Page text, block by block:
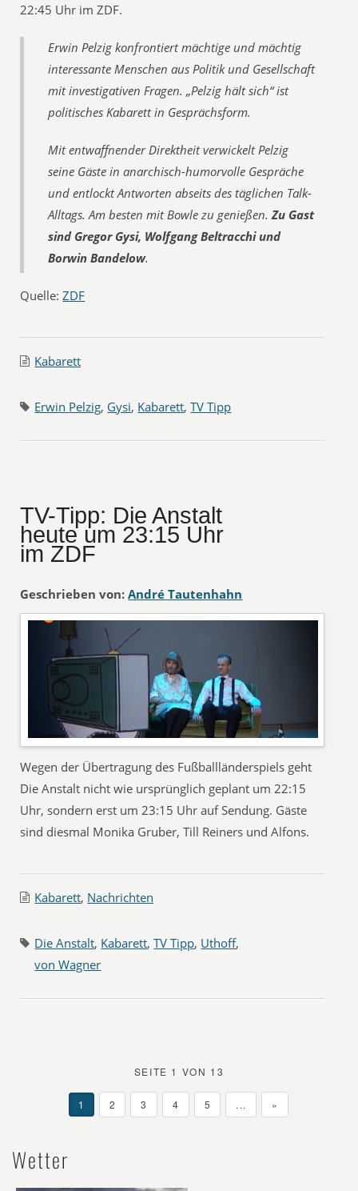
22:45 Uhr im ZDF.
Erwin Pelzig konfrontiert mächtige und mächtig
interessante Menschen aus Politik und Gesellschaft
mit investigativen Fragen. „Pelzig hält sich“ ist
politisches Kabarett in Gesprächsform.
Mit entwaffnender Direktheit verwickelt Pelzig
seine Gäste in anarchisch-humorvolle Gespräche
und entlockt Antworten abseits des täglichen Talk-
Alltags. Am besten mit Bowle zu genießen.Zu Gast
sind Gregor Gysi, Wolfgang Beltracchi und
Borwin Bandelow.
Quelle:ZDF
Kabarett
Erwin Pelzig, Gysi, Kabarett,TV Tipp
TV-Tipp: Die Anstalt
heute um 23:15 Uhr
im ZDF
Geschrieben von: André Tautenhahn
Wegen der Übertragung des Fußballländerspiels geht
Die Anstalt nicht wie ursprünglich geplant um 22:15
Uhr, sondern erst um 23:15 Uhr auf Sendung. Gäste
sind diesmal Monika Gruber, Till Reiners und Alfons.
Kabarett, Nachrichten
Die Anstalt, Kabarett,TV Tipp, Uthoff,
von Wagner
SEITE 1 VON 13
1 2 3 4 5 ... »
Wetter